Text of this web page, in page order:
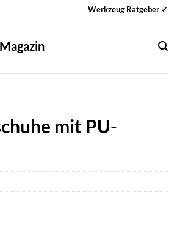
Werkzeug Ratgeber ✓
Magazin
mit PU-